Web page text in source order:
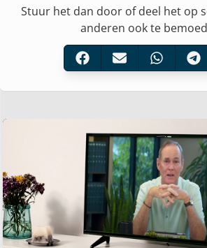
Stuur het dan door of deel het op
anderen ook te